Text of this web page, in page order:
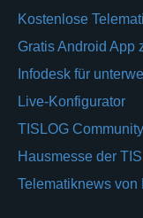
Kostenlose
Gratis Android App
Infodesk für
Live-Konfigurator
TISLOG Community
Hausmesse der
Telematiknews von